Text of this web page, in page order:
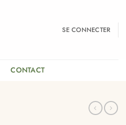
SE CONNECTER
CONTACT